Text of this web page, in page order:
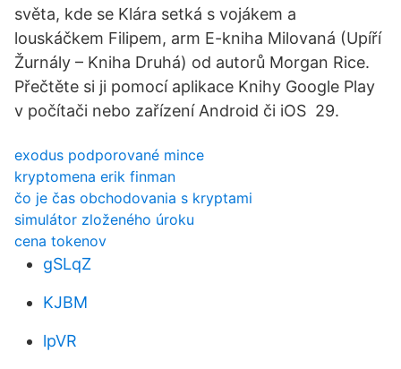
světa, kde se Klára setká s vojákem a
louskáčkem Filipem, arm E-kniha Milovaná (Upíří
Žurnály – Kniha Druhá) od autorů Morgan Rice.
Přečtěte si ji pomocí aplikace Knihy Google Play
v počítači nebo zařízení Android či iOS 29.
exodus podporované mince
kryptomena erik finman
čo je čas obchodovania s kryptami
simulátor zloženého úroku
cena tokenov
gSLqZ
KJBM
lpVR